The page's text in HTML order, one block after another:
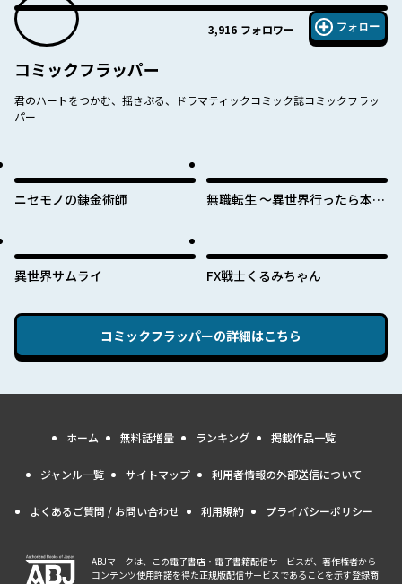
3,916 フォロワー フォロー
コミックフラッパー
君のハートをつかむ、揺さぶる、ドラマティックコミック誌コミックフラッ
パー
ニセモノの錬金術師
無職転生 ～異世界行ったら本気
異世界サムライ FX戦士くるみちゃん
コミックフラッパーの詳細はこちら
ホーム 無料話増量 ランキング 掲載作品一覧
ジャンル一覧 サイトマップ 利用者情報の外部送信について
よくあるご質問 / お問い合わせ 利用規約 プライバシーポリシー
ABJマークは、この電子書店・電子書籍配信サービスが、著作権者から
コンテンツ使用許諾を得た正規版配信サービスであることを示す登録商